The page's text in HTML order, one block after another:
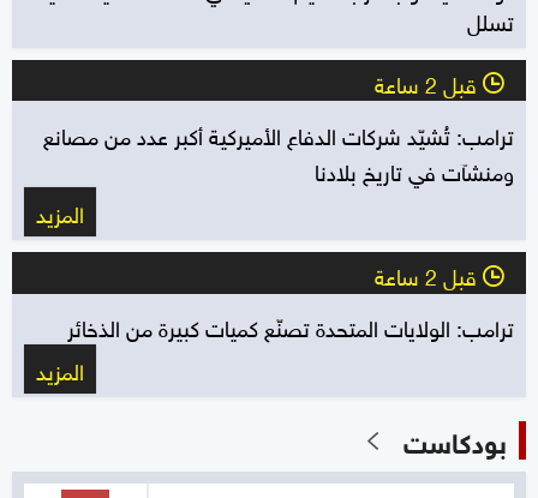
تسلل
l قبل 2 ساعة
ترامب: تُشيّد شركات الدفاع الأميركية أكبر عدد من مصانع
ومنشآت في تاريخ بلادنا
المزيد
l قبل 2 ساعة
ترامب: الولايات المتحدة تصنّع كميات كبيرة من الذخائر
المزيد
بودكاست